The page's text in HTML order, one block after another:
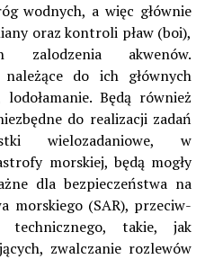
wodnych, a więc głównie
oraz kontroli pław (boi),
akwenów.
do ich głównych
Będą również
do realizacji zadań
wielozadaniowe, w
morskiej, będą mogły
dla bezpieczeństwa na
morskiego (SAR), przeciw-
takie, jak
zwalczanie rozlewów